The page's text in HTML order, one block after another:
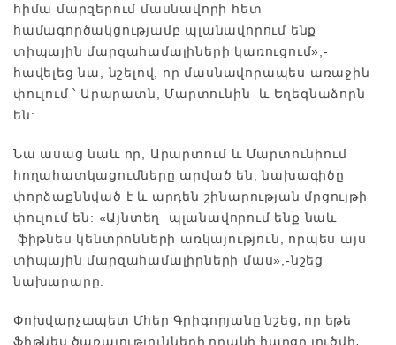
հիմա մարզերում մասնավորի հետ
համագործակցությամբ պլանավորում ենք
տիպային մարզահամալիների կառուցում»,-
հավելեց նա, նշելով, որ մասնավորապես առաջին
փուլում ՝ Արարատն, Մարտունին և Եղեգնաձորն
են:
Նա ասաց նաև որ, Արարտում և Մարտունիում
հողահատկացումները արված են, նախագիծը
փորձաքննված է և արդեն շինարության մրցույթի
փուլում են: «Այնտեղ պլանավորում ենք նաև
ֆիթնես կենտրոնների առկայություն, որպես այս
տիպային մարզահամալիրների մաս»,-նշեց
նախարարը:
Փոխվարչապետ Մհեր Գրիգորյանը նշեց, որ եթե
ֆիթնես ծառայությունների որակի հարցը լուծվի,